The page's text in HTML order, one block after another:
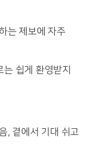
는 제보에 자주
는 쉽게 환영받지
, 곁에서 기대 쉬고